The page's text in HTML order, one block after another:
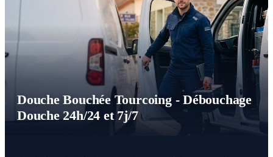
Douche Bouchée Tourcoing - Débouchage
Douche 24h/24 et 7j/7